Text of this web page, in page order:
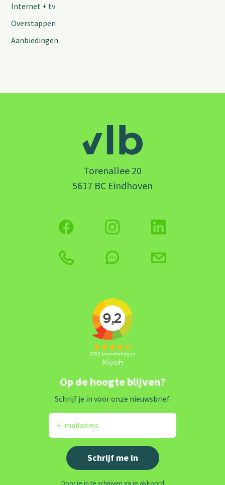
Internet + tv
Overstappen
Aanbiedingen
Torenallee 20
5617 BC Eindhoven
Op de hoogte blijven?
Schrijf je in voor onze nieuwsbrief.
Door je in te schrijven ga je akkoord